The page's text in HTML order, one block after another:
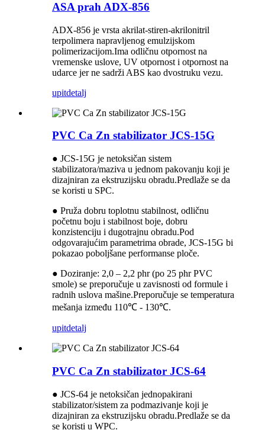
ASA prah ADX-856
ADX-856 je vrsta akrilat-stiren-akrilonitril
terpolimera napravljenog emulzijskom
polimerizacijom.Ima odličnu otpornost na
vremenske uslove, UV otpornost i otpornost na
udarce jer ne sadrži ABS kao dvostruku vezu.
upitdetalj
PVC Ca Zn stabilizator JCS-15G
● JCS-15G je netoksičan sistem
stabilizatora/maziva u jednom pakovanju koji je
dizajniran za ekstruzijsku obradu.Predlaže se da
se koristi u SPC.
● Pruža dobru toplotnu stabilnost, odličnu
početnu boju i stabilnost boje, dobru
konzistenciju i dugotrajnu obradu.Pod
odgovarajućim parametrima obrade, JCS-15G bi
pokazao poboljšane performanse ploče.
● Doziranje: 2,0 – 2,2 phr (po 25 phr PVC
smole) se preporučuje u zavisnosti od formule i
radnih uslova mašine.Preporučuje se temperatura
mešanja između 110℃ - 130℃.
upitdetalj
PVC Ca Zn stabilizator JCS-64
● JCS-64 je netoksičan jednopakirani
stabilizator/sistem za podmazivanje koji je
dizajniran za ekstruzijsku obradu.Predlaže se da
se koristi u WPC.